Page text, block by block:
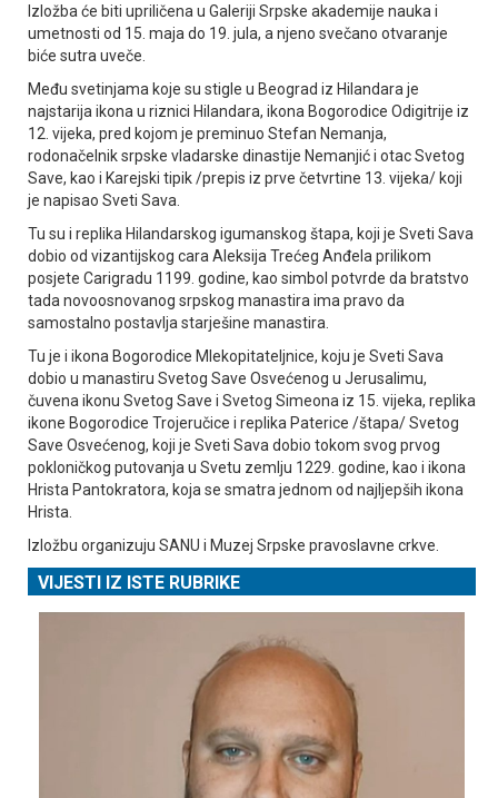
Izložba će biti upriličena u Galeriji Srpske akademije nauka i
umetnosti od 15. maja do 19. jula, a njeno svečano otvaranje
biće sutra uveče.
Među svetinjama koje su stigle u Beograd iz Hilandara je
najstarija ikona u riznici Hilandara, ikona Bogorodice Odigitrije iz
12. vijeka, pred kojom je preminuo Stefan Nemanja,
rodonačelnik srpske vladarske dinastije Nemanjić i otac Svetog
Save, kao i Karejski tipik /prepis iz prve četvrtine 13. vijeka/ koji
je napisao Sveti Sava.
Tu su i replika Hilandarskog igumanskog štapa, koji je Sveti Sava
dobio od vizantijskog cara Aleksija Trećeg Anđela prilikom
posjete Carigradu 1199. godine, kao simbol potvrde da bratstvo
tada novoosnovanog srpskog manastira ima pravo da
samostalno postavlja starješine manastira.
Tu je i ikona Bogorodice Mlekopitateljnice, koju je Sveti Sava
dobio u manastiru Svetog Save Osvećenog u Јerusalimu,
čuvena ikonu Svetog Save i Svetog Simeona iz 15. vijeka, replika
ikone Bogorodice Trojeručice i replika Paterice /štapa/ Svetog
Save Osvećenog, koji je Sveti Sava dobio tokom svog prvog
pokloničkog putovanja u Svetu zemlju 1229. godine, kao i ikona
Hrista Pantokratora, koja se smatra jednom od najljepših ikona
Hrista.
Izložbu organizuju SANU i Muzej Srpske pravoslavne crkve.
VIJESTI IZ ISTE RUBRIKE